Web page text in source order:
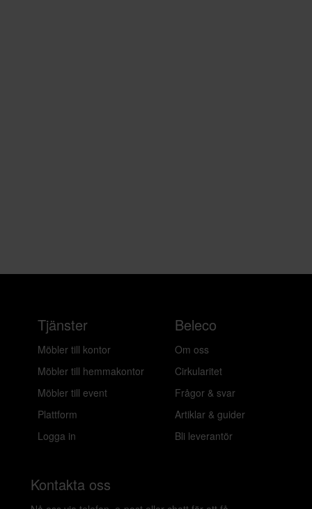
Tjänster
Möbler till kontor
Möbler till hemmakontor
Möbler till event
Plattform
Logga in
Beleco
Om oss
Cirkularitet
Frågor & svar
Artiklar & guider
Bli leverantör
Kontakta oss